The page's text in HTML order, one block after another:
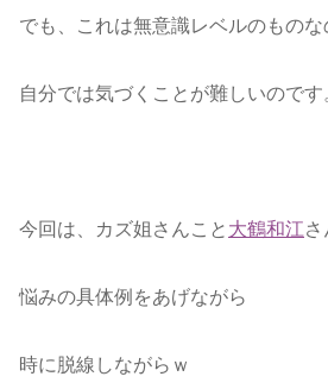
でも、これは無意識レベルのものな
自分では気づくことが難しいのです
今回は、カズ姐さんこと 大鶴和江さ
悩みの具体例をあげながら
時に脱線しながらｗ